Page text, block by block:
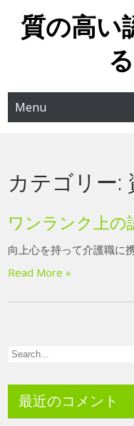
質の高い
Menu
カテゴリー:
ワンランク上の
向上心を持って介護職に
Read More »
最近のコメント